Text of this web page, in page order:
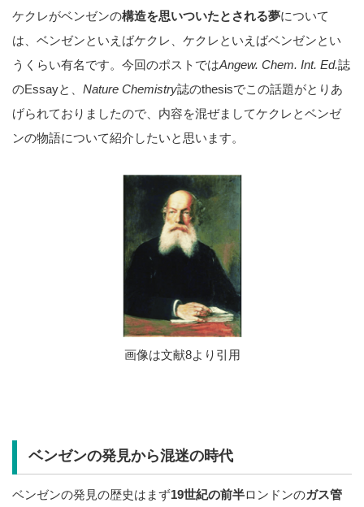
ケクレがベンゼンの構造を思いついたとされる夢について
は、ベンゼンといえばケクレ、ケクレといえばベンゼンとい
うくらい有名です。今回のポストではAngew. Chem. Int. Ed.誌
のEssayと、 Nature Chemistry誌のthesisでこの話題がとりあ
げられておりましたので、内容を混ぜましてケクレとベンゼ
ンの物語について紹介したいと思います。
画像は文献8より引用
ベンゼンの発見から混迷の時代
ベンゼンの発見の歴史はまず19世紀の前半ロンドンのガス管